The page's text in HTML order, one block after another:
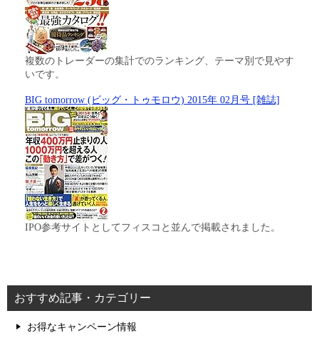
複数のトレーダーの集計でのランキング、テーマ別で見やす
いです。
BIG tomorrow (ビッグ・トゥモロウ) 2015年 02月号 [雑誌]
IPO参考サイトとしてフィスコと並んで掲載されました。
おすすめ記事・カテゴリー
お得なキャンペーン情報